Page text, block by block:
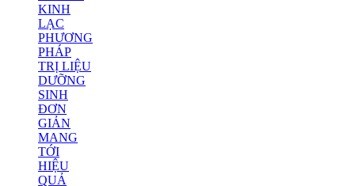
KINH
LẠC
PHƯƠNG
PHÁP
TRỊ LIỆU
DƯỠNG
SINH
ĐƠN
GIẢN
MANG
TỚI
HIỆU
QUẢ